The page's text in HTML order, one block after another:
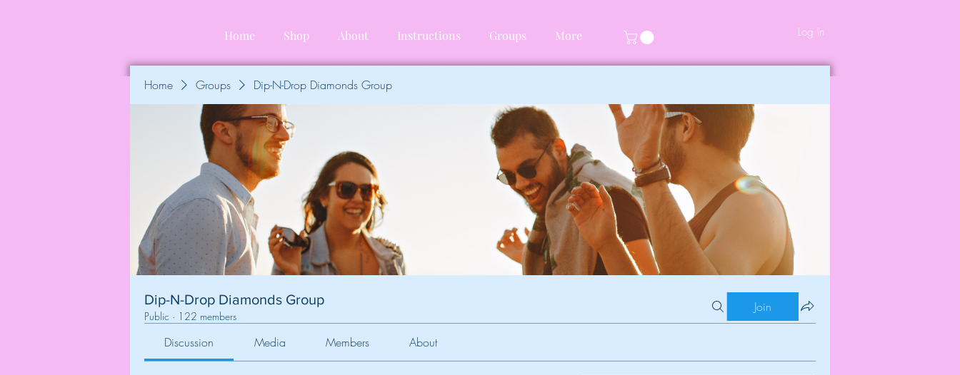
Home Shop About Instructions Groups More Log In
Home Groups Dip-N-Drop Diamonds Group
Dip-N-Drop Diamonds Group
Public · 122 members
Join
Discussion Media Members About